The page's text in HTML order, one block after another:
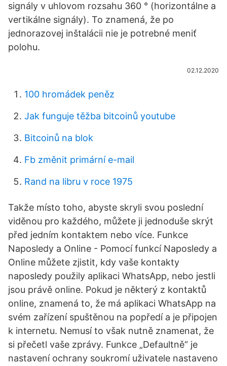
signály v uhlovom rozsahu 360 ° (horizontálne a
vertikálne signály). To znamená, že po
jednorazovej inštalácii nie je potrebné meniť
polohu.
02.12.2020
100 hromádek peněz
Jak funguje těžba bitcoinů youtube
Bitcoinů na blok
Fb změnit primární e-mail
Rand na libru v roce 1975
Takže místo toho, abyste skryli svou poslední
viděnou pro každého, můžete ji jednoduše skrýt
před jedním kontaktem nebo více. Funkce
Naposledy a Online - Pomocí funkcí Naposledy a
Online můžete zjistit, kdy vaše kontakty
naposledy použily aplikaci WhatsApp, nebo jestli
jsou právě online. Pokud je některý z kontaktů
online, znamená to, že má aplikaci WhatsApp na
svém zařízení spuštěnou na popředí a je připojen
k internetu. Nemusí to však nutně znamenat, že
si přečetl vaše zprávy. Funkce „Defaultně“ je
nastavení ochrany soukromí uživatele nastaveno